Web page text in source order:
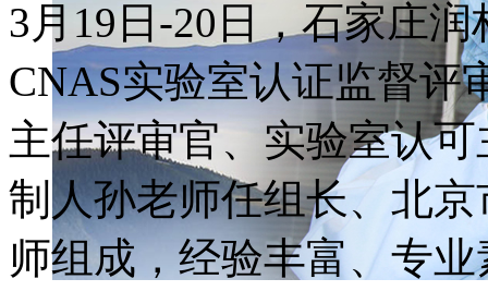
3月19日-20日，石家庄
CNAS实验室认证监督评
主任评审官、实验室认
制人孙老师任组长、北
师组成，经验丰富、专